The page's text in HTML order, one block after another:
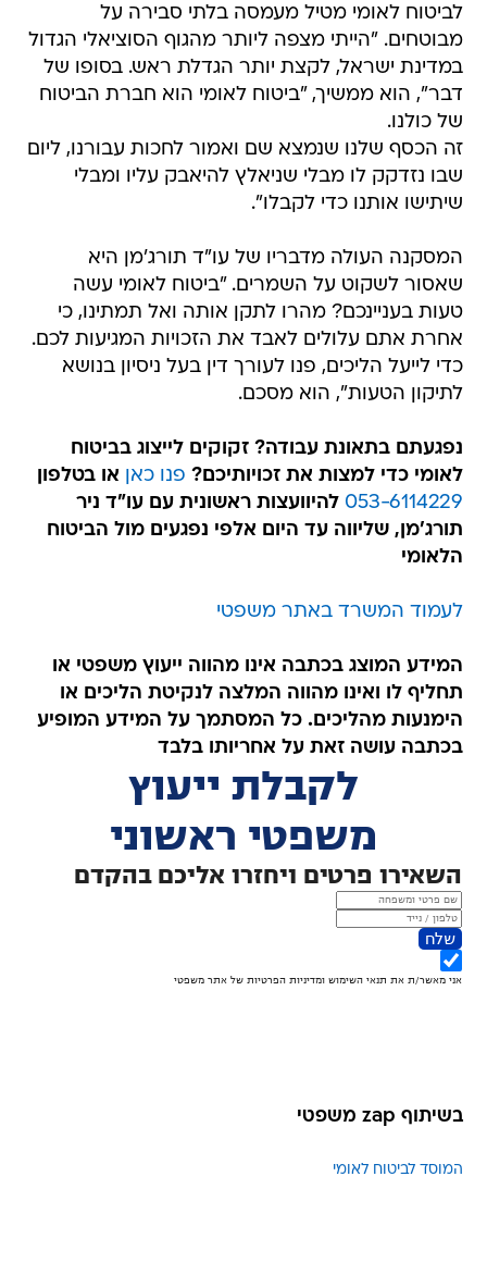
לביטוח לאומי מטיל מעמסה בלתי סבירה על
מבוטחים. "הייתי מצפה ליותר מהגוף הסוציאלי הגדול
במדינת ישראל, לקצת יותר הגדלת ראש. בסופו של
דבר", הוא ממשיך, "ביטוח לאומי הוא חברת הביטוח
של כולנו.
זה הכסף שלנו שנמצא שם ואמור לחכות עבורנו, ליום
שבו נזדקק לו מבלי שניאלץ להיאבק עליו ומבלי
שיתישו אותנו כדי לקבלו".
המסקנה העולה מדבריו של עו"ד תורג'מן היא
שאסור לשקוט על השמרים. "ביטוח לאומי עשה
טעות בעניינכם? מהרו לתקן אותה ואל תמתינו, כי
אחרת אתם עלולים לאבד את הזכויות המגיעות לכם.
כדי לייעל הליכים, פנו לעורך דין בעל ניסיון בנושא
לתיקון הטעות", הוא מסכם.
נפגעתם בתאונת עבודה? זקוקים לייצוג בביטוח
לאומי כדי למצות את זכויותיכם? פנו כאן או בטלפון
053-6114229 להיוועצות ראשונית עם עו"ד ניר
תורג'מן, שליווה עד היום אלפי נפגעים מול הביטוח
הלאומי
לעמוד המשרד באתר משפטי
המידע המוצג בכתבה אינו מהווה ייעוץ משפטי או
תחליף לו ואינו מהווה המלצה לנקיטת הליכים או
הימנעות מהליכים. כל המסתמך על המידע המופיע
בכתבה עושה זאת על אחריותו בלבד
בשיתוף zap משפטי
המוסד לביטוח לאומי